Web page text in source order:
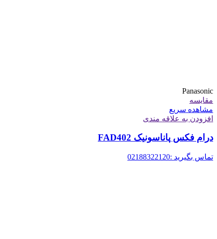
Panasonic
مقایسه
مشاهده سریع
افزودن به علاقه مندی
درام فکس پاناسونیک FAD402
تماس بگیرید :02188322120